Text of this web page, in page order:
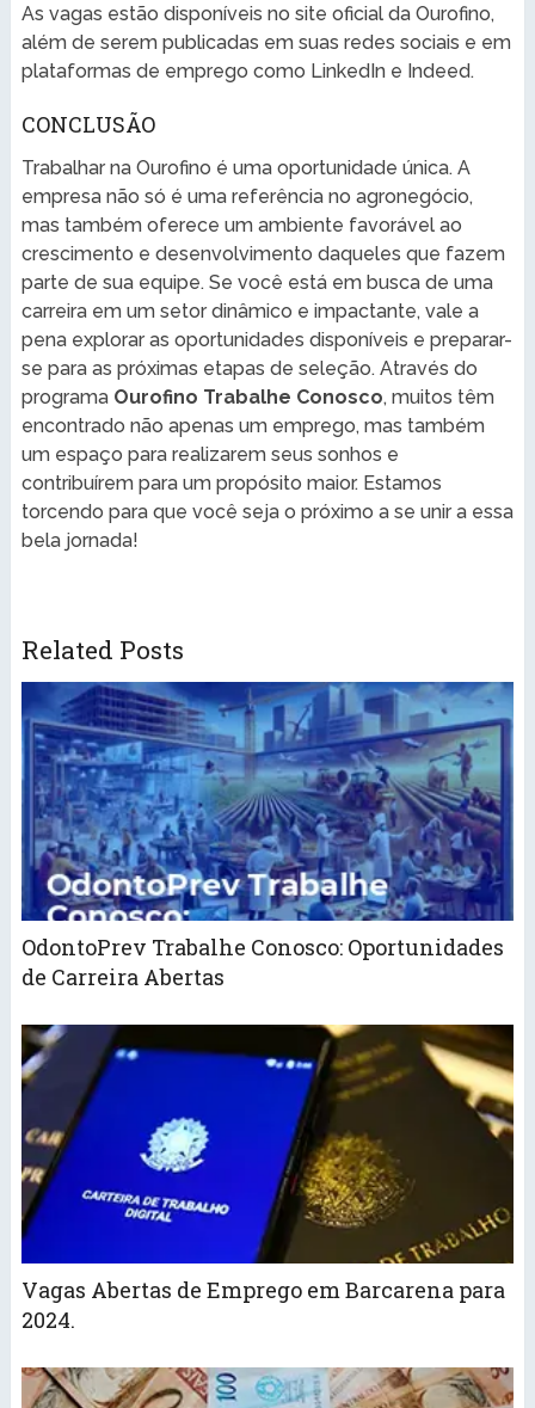
As vagas estão disponíveis no site oficial da Ourofino,
além de serem publicadas em suas redes sociais e em
plataformas de emprego como LinkedIn e Indeed.
CONCLUSÃO
Trabalhar na Ourofino é uma oportunidade única. A
empresa não só é uma referência no agronegócio,
mas também oferece um ambiente favorável ao
crescimento e desenvolvimento daqueles que fazem
parte de sua equipe. Se você está em busca de uma
carreira em um setor dinâmico e impactante, vale a
pena explorar as oportunidades disponíveis e preparar-
se para as próximas etapas de seleção. Através do
programa Ourofino Trabalhe Conosco, muitos têm
encontrado não apenas um emprego, mas também
um espaço para realizarem seus sonhos e
contribuírem para um propósito maior. Estamos
torcendo para que você seja o próximo a se unir a essa
bela jornada!
Related Posts
OdontoPrev Trabalhe Conosco: Oportunidades
de Carreira Abertas
Vagas Abertas de Emprego em Barcarena para
2024.